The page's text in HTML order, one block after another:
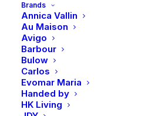
Brands
Annica Vallin
Au Maison
Avigo
Barbour
Bulow
Carlos
Evomar Maria
Handed by
HK Living
tilbehøret til enhver O My Bag. Den
designen er 4 cm bred – litt smalere
webbingstropper – og gir et friskt
Passer til alle O My Bag-vesker
skulderrem, slik at du enkelt kan
humør og anledning.